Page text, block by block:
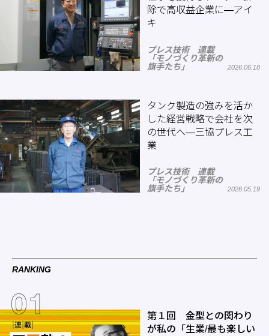
除で高収益企業に―アイ
キ
プレス技術 連載
「モノづくり革新の
旗手たち」
2026.06.18
タンク製造の強みを活か
した経営戦略で会社を次
の世代へ―三協プレス工
業
プレス技術 連載
「モノづくり革新の
旗手たち」
2026.05.19
RANKING
第１回 金型との関わり
が私の「生業/最も楽しい